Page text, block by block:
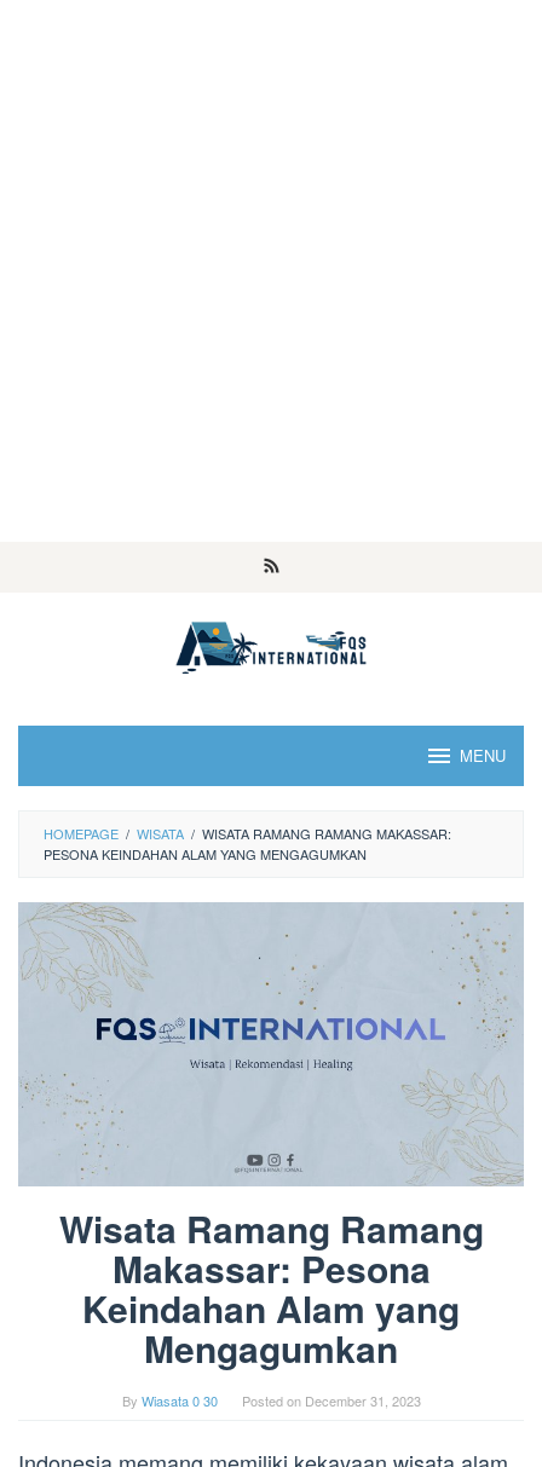
MENU
HOMEPAGE / WISATA / WISATA RAMANG RAMANG MAKASSAR:
PESONA KEINDAHAN ALAM YANG MENGAGUMKAN
Wisata Ramang Ramang
Makassar: Pesona
Keindahan Alam yang
Mengagumkan
By Wiasata 0 30 Posted on December 31, 2023